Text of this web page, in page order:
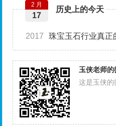
历史上的今天
2 月
17
2017 珠宝玉石行业真正
玉侠老师的
这是玉侠的